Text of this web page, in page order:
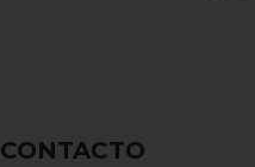
CONTACTO